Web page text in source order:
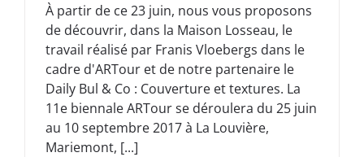
À partir de ce 23 juin, nous vous proposons
de découvrir, dans la Maison Losseau, le
travail réalisé par Franis Vloebergs dans le
cadre d'ARTour et de notre partenaire le
Daily Bul & Co : Couverture et textures. La
11e biennale ARTour se déroulera du 25 juin
au 10 septembre 2017 à La Louvière,
Mariemont, [...]